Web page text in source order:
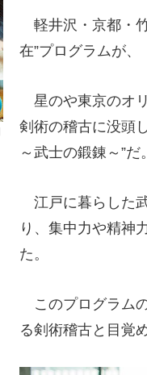
軽井沢・京都・
在”プログラムが、
星のや東京のオ
剣術の稽古に没頭
～武士の鍛錬～”だ。
江戸に暮らした
り、集中力や精神
た。
このプログラム
る剣術稽古と目覚